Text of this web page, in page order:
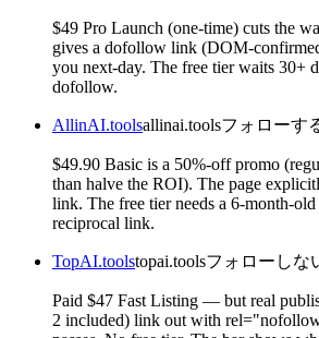
$49 Pro Launch (one-time) cuts the
gives a dofollow link (DOM-
you next-day. The free tier waits 30+
dofollow.
AllinAI.toolsallinai.toolsフォローす
$49.90 Basic is a 50%-off promo
than halve the ROI). The page
link. The free tier needs a 6-month-
reciprocal link.
TopAI.toolstopai.toolsフォローしな
Paid $47 Fast Listing — but real
2 included) link out with